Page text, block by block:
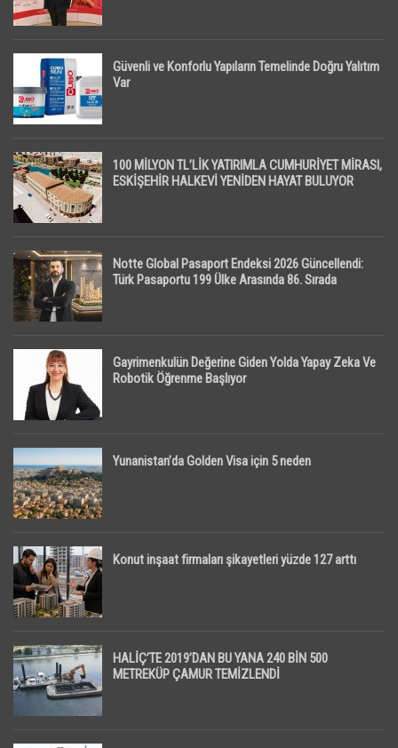
Güvenli ve Konforlu Yapıların Temelinde Doğru Yalıtım
Var
100 MİLYON TL’LİK YATIRIMLA CUMHURİYET MİRASI,
ESKİŞEHİR HALKEVİ YENİDEN HAYAT BULUYOR
Notte Global Pasaport Endeksi 2026 Güncellendi:
Türk Pasaportu 199 Ülke Arasında 86. Sırada
Gayrimenkulün Değerine Giden Yolda Yapay Zeka Ve
Robotik Öğrenme Başlıyor
Yunanistan’da Golden Visa için 5 neden
Konut inşaat firmaları şikayetleri yüzde 127 arttı
HALİÇ’TE 2019’DAN BU YANA 240 BİN 500
METREKÜP ÇAMUR TEMİZLENDİ